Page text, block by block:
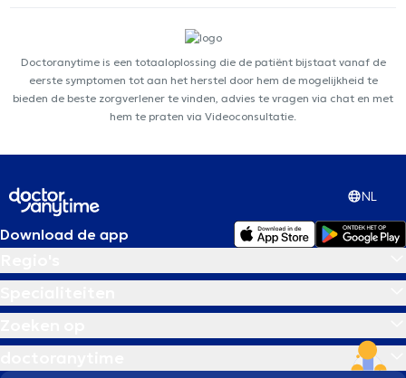
Doctoranytime is een totaaloplossing die de patiënt bijstaat vanaf de
eerste symptomen tot aan het herstel door hem de mogelijkheid te
bieden de beste zorgverlener te vinden, advies te vragen via chat en met
hem te praten via Videoconsultatie.
NL
Download de app